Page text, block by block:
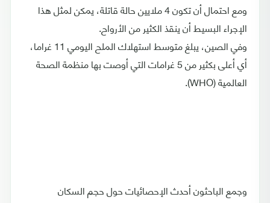
ومع احتمال أن تكون 4 ملايين حالة قاتلة، يمكن لمثل هذا
الإجراء البسيط أن ينقذ الكثير من الأرواح.
وفي الصين، يبلغ متوسط ​​استهلاك الملح اليومي 11 غراما،
أي أعلى بكثير من 5 غرامات التي أوصت بها منظمة الصحة
العالمية (WHO).
وجمع الباحثون أحدث الإحصائيات حول حجم السكان